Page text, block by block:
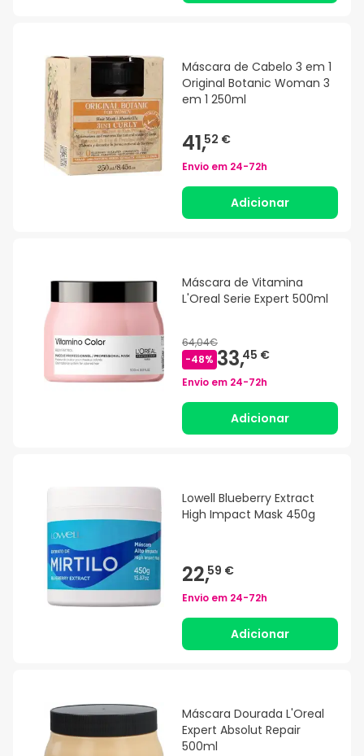
Máscara de Cabelo 3 em 1
Original Botanic Woman 3
em 1 250ml
41,52 €
Envio em 24-72h
Adicionar
Máscara de Vitamina
L'Oreal Serie Expert 500ml
64,04€
-48% 33,45 €
Envio em 24-72h
Adicionar
Lowell Blueberry Extract
High Impact Mask 450g
22,59 €
Envio em 24-72h
Adicionar
Máscara Dourada L'Oreal
Expert Absolut Repair
500ml